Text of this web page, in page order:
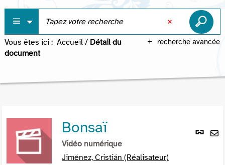
recherche avancée
Vous êtes ici : Accueil / Détail du
document
Lien
Bonsaï
Vidéo numérique
Jiménez, Cristián (Réalisateur)